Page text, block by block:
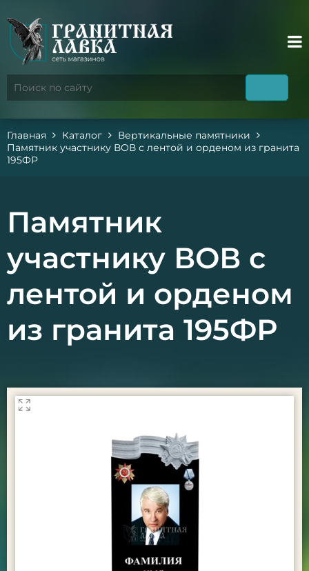
Главная Каталог
Вертикальные памятники
Памятник участнику ВОВ с лентой и орденом из гранита
195ФР
Памятник
участнику ВОВ с
лентой и орденом
из гранита 195ФР